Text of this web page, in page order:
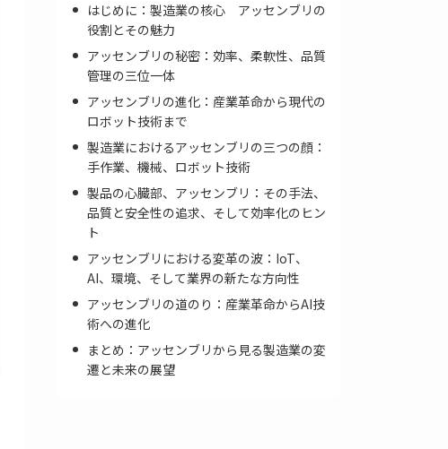
はじめに：製造業の核心 アッセンブリの
役割とその魅力
アッセンブリの秘密：効率、柔軟性、品質
管理の三位一体
アッセンブリの進化：産業革命から現代の
ロボット技術まで
製造業におけるアッセンブリの三つの顔：
手作業、機械、ロボット技術
製品の心臓部、アッセンブリ：その手法、
品質と安全性の追求、そして効率化のヒン
ト
アッセンブリにおける変革の波：IoT、
AI、環境、そして業界の新たな方向性
アッセンブリの道のり：産業革命からAI技
術への進化
まとめ：アッセンブリから見る製造業の変
遷と未来の展望